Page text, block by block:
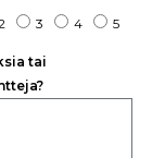
3 4 5
tai